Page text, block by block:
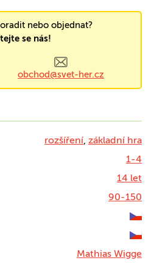
nebo objednat?
se nás!
obchod@svet-her.cz
rozšíření, základní hra
1-4
14 let
90-150
Mathias Wigge